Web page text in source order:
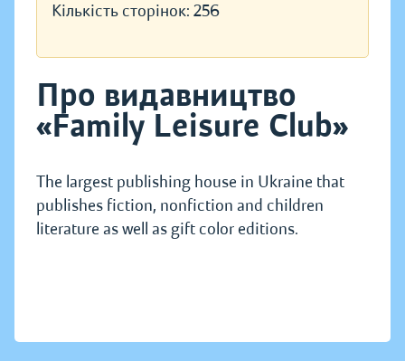
Кількість сторінок: 256
Про видавництво
«Family Leisure Club»
The largest publishing house in Ukraine that
publishes fiction, nonfiction and children
literature as well as gift color editions.